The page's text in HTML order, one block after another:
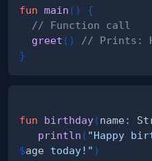
fun main ( )
{
// Function call
greet ( )
// Prints:
}
fun birthday(name :
println ( "Happy
$age today!" )